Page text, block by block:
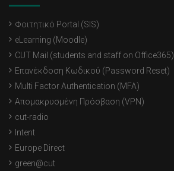
Φοιτητικό Portal (SIS)
eLearning (Moodle)
CUT Mail (students and staff on Office365)
Επανέκδοση Κωδικού (Password Reset)
Multi Factor Authentication (MFA)
Απομακρυσμένη Πρόσβαση (VPN)
cut-radio
Intent
Europe Direct
green@cut